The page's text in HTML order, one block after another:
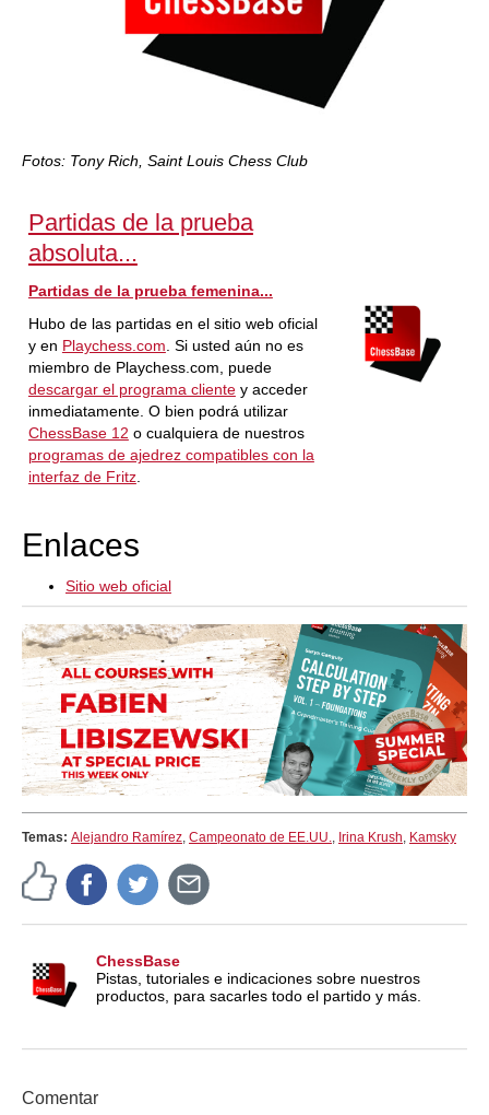
Fotos: Tony Rich, Saint Louis Chess Club
Partidas de la prueba
absoluta...
Partidas de la prueba femenina...
Hubo de las partidas en el sitio web oficial
y en Playchess.com . Si usted aún no es
miembro de Playchess.com, puede
descargar el programa clientey acceder
inmediatamente. O bien podrá utilizar
ChessBase 12 o cualquiera de nuestros
programas de ajedrez compatibles con la
interfaz de Fritz.
Enlaces
Sitio web oficial
Temas: Alejandro Ramírez, Campeonato de EE.UU., Irina Krush, Kamsky
ChessBase
Pistas, tutoriales e indicaciones sobre nuestros
productos, para sacarles todo el partido y más.
Comentar